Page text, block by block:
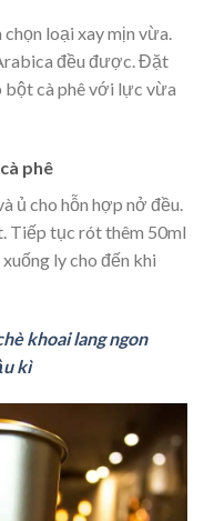
chọn loại xay mịn vừa.
đều được. Đặt
bột cà phê với lực vừa
phê
ủ cho hỗn hợp nở đều.
Tiếp tục rót thêm 50ml
ly cho đến khi
khoai lang ngon
kì